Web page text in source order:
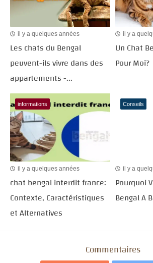
il y a quelques années
Les chats du Bengal
peuvent-ils vivre dans des
appartements -...
il y a
Un Chat
Pour Moi?
informations
il y a quelques années
chat bengal interdit france:
Contexte, Caractéristiques
et Alternatives
Conseils
il y a
Pourquoi
Bengal A
Commentaires